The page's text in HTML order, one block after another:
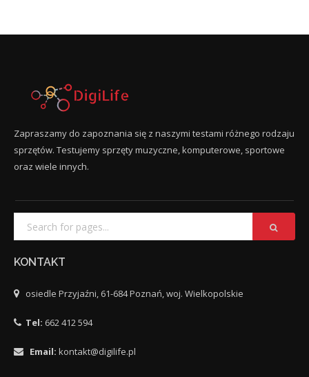
Zapraszamy do zapoznania się z naszymi testami różnego rodzaju
sprzętów. Testujemy sprzęty muzyczne, komputerowe, sportowe
oraz wiele innych.
KONTAKT
osiedle Przyjaźni, 61-684 Poznań, woj. Wielkopolskie
Tel: 662 412 594
Email: kontakt@digilife.pl